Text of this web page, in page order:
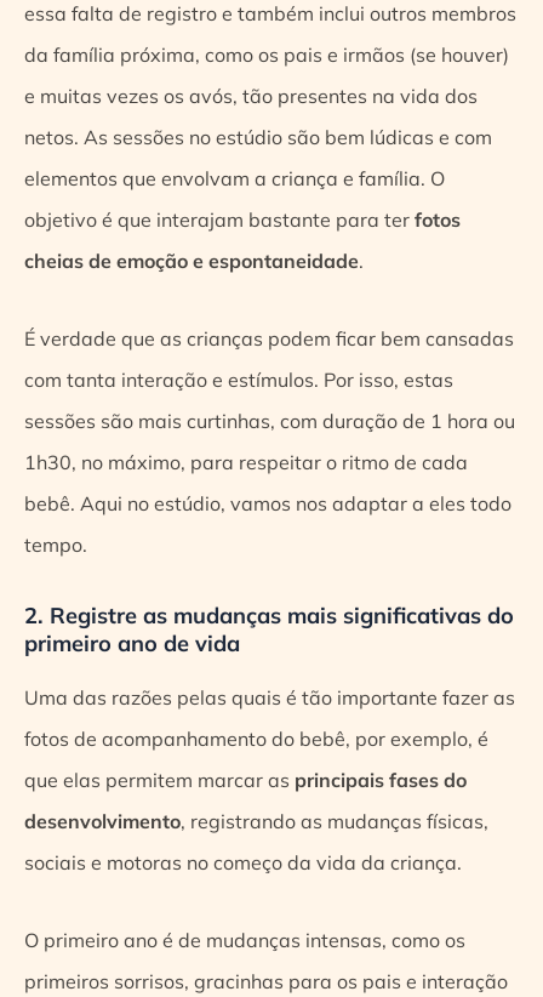
essa falta de registro e também inclui outros membros
da família próxima, como os pais e irmãos (se houver)
e muitas vezes os avós, tão presentes na vida dos
netos. As sessões no estúdio são bem lúdicas e com
elementos que envolvam a criança e família. O
objetivo é que interajam bastante para ter fotos
cheias de emoção e espontaneidade.
É verdade que as crianças podem ficar bem cansadas
com tanta interação e estímulos. Por isso, estas
sessões são mais curtinhas, com duração de 1 hora ou
1h30, no máximo, para respeitar o ritmo de cada
bebê. Aqui no estúdio, vamos nos adaptar a eles todo
tempo.
2. Registre as mudanças mais significativas do
primeiro ano de vida
Uma das razões pelas quais é tão importante fazer as
fotos de acompanhamento do bebê, por exemplo, é
que elas permitem marcar as principais fases do
desenvolvimento, registrando as mudanças físicas,
sociais e motoras no começo da vida da criança.
O primeiro ano é de mudanças intensas, como os
primeiros sorrisos, gracinhas para os pais e interação